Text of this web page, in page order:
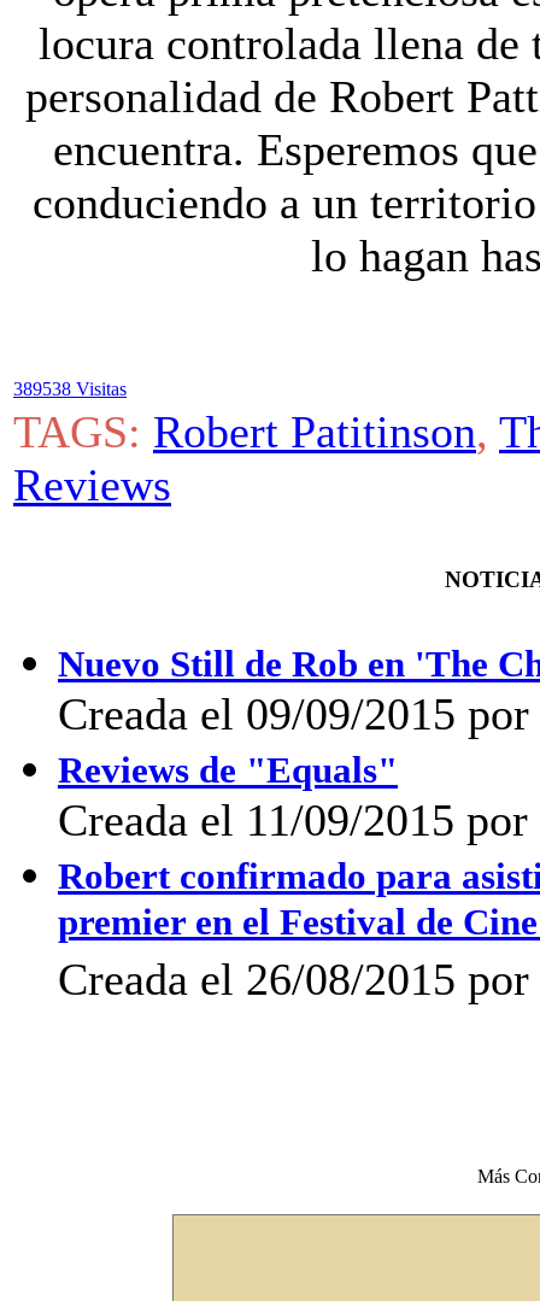
locura controlada llena de
personalidad de Robert
encuentra. Esperemos
conduciendo a un
lo hagan
389538 Visitas
TAGS: Robert Patitinson,
Reviews
Nuevo Still de Rob en 'The
Creada el 09/09/2015
Reviews de "Equals"
Creada el 11/09/2015
Robert confirmado para
premier en el Festival de
Creada el 26/08/2015
Más